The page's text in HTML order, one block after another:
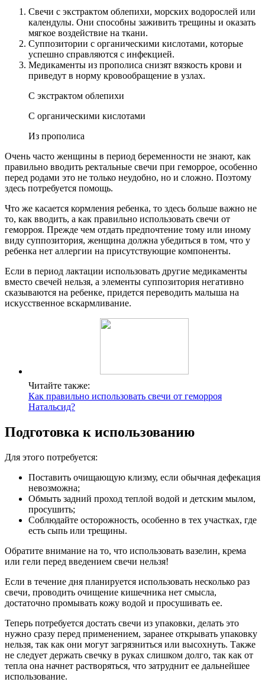
Свечи с экстрактом облепихи, морских водорослей или
календулы. Они способны заживить трещины и оказать
мягкое воздействие на ткани.
Суппозитории с органическими кислотами, которые
успешно справляются с инфекцией.
Медикаменты из прополиса снизят вязкость крови и
приведут в норму кровообращение в узлах.
С экстрактом облепихи
С органическими кислотами
Из прополиса
Очень часто женщины в период беременности не знают, как
правильно вводить ректальные свечи при геморрое, особенно
перед родами это не только неудобно, но и сложно. Поэтому
здесь потребуется помощь.
Что же касается кормления ребенка, то здесь больше важно не
то, как вводить, а как правильно использовать свечи от
геморроя. Прежде чем отдать предпочтение тому или иному
виду суппозитория, женщина должна убедиться в том, что у
ребенка нет аллергии на присутствующие компоненты.
Если в период лактации использовать другие медикаменты
вместо свечей нельзя, а элементы суппозитория негативно
сказываются на ребенке, придется переводить малыша на
искусственное вскармливание.
Читайте также:
Как правильно использовать свечи от геморроя
Натальсид?
Подготовка к использованию
Для этого потребуется:
Поставить очищающую клизму, если обычная дефекация
невозможна;
Обмыть задний проход теплой водой и детским мылом,
просушить;
Соблюдайте осторожность, особенно в тех участках, где
есть сыпь или трещины.
Обратите внимание на то, что использовать вазелин, крема
или гели перед введением свечи нельзя!
Если в течение дня планируется использовать несколько раз
свечи, проводить очищение кишечника нет смысла,
достаточно промывать кожу водой и просушивать ее.
Теперь потребуется достать свечи из упаковки, делать это
нужно сразу перед применением, заранее открывать упаковку
нельзя, так как они могут загрязниться или высохнуть. Также
не следует держать свечку в руках слишком долго, так как от
тепла она начнет растворяться, что затруднит ее дальнейшее
использование.